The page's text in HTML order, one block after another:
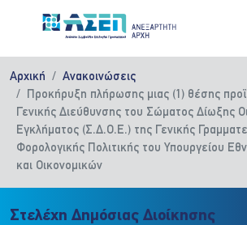
Αρχική
Ανακοινώσεις
Προκήρυξη πλήρωσης μιας (1) θέσης
Γενικής Διεύθυνσης του Σώματος Δίωξης
Εγκλήματος (Σ.Δ.O.Ε.) της Γενικής
Φορολογικής Πολιτικής του Υπουργείου
και Οικονομικών
Στελέχη Δημόσιας Διοίκησης